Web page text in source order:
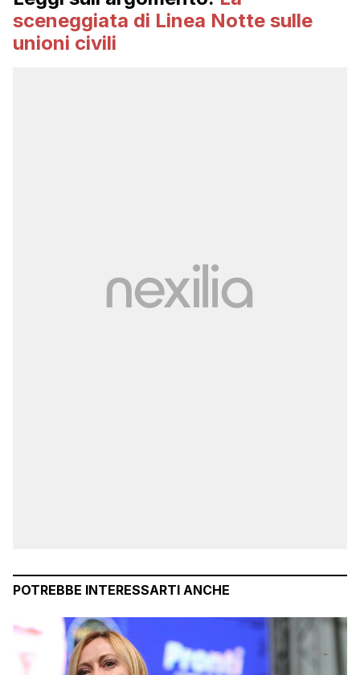
sceneggiata di Linea Notte sulle
unioni civili
POTREBBE INTERESSARTI ANCHE